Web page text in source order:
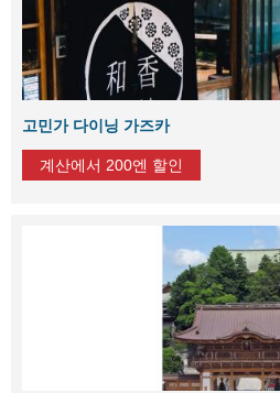
고민가 다이닝 가즈카
계산에서 200엔 할인